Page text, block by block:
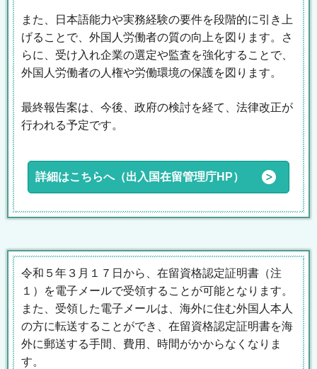
また、日本語能力や実務経験の要件を段階的に引き上
げることで、外国人労働者の質の向上を図ります。さ
らに、受け入れ企業の選定や監査を強化することで、
外国人労働者の人権や労働環境の保護を図ります。
最終報告案は、今後、政府の検討を経て、法律改正が
行われる予定です。
詳細はこちらへ（出入国在留管理庁HP）
令和５年３月１７日から、在留資格認定証明書（注
１）を電子メールで受領することが可能となります。
また、受領した電子メールは、海外に住む外国人本人
の方に転送することができ、在留資格認定証明書を海
外に郵送する手間、費用、時間がかからなくなりま
す。